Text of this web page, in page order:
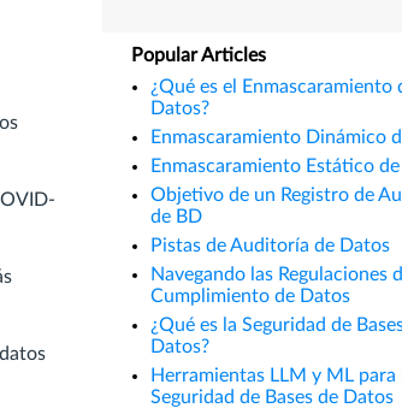
Popular Articles
¿Qué es el Enmascaramiento
Datos?
Enmascaramiento Dinámico
Enmascaramiento Estático
Objetivo de un Registro de
de BD
Pistas de Auditoría de Datos
Navegando las Regulaciones
Cumplimiento de Datos
¿Qué es la Seguridad de
Datos?
Herramientas LLM y ML para
Seguridad de Bases de Datos